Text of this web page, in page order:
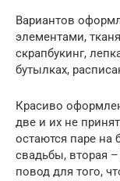
Вариантов
элементами,
скрапбукинг,
бутылках,
Красиво
две и их не
остаются паре на
свадьбы, вторая
повод для того,